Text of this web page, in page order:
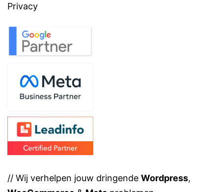
Privacy
// Wij verhelpen jouw dringende Wordpress,